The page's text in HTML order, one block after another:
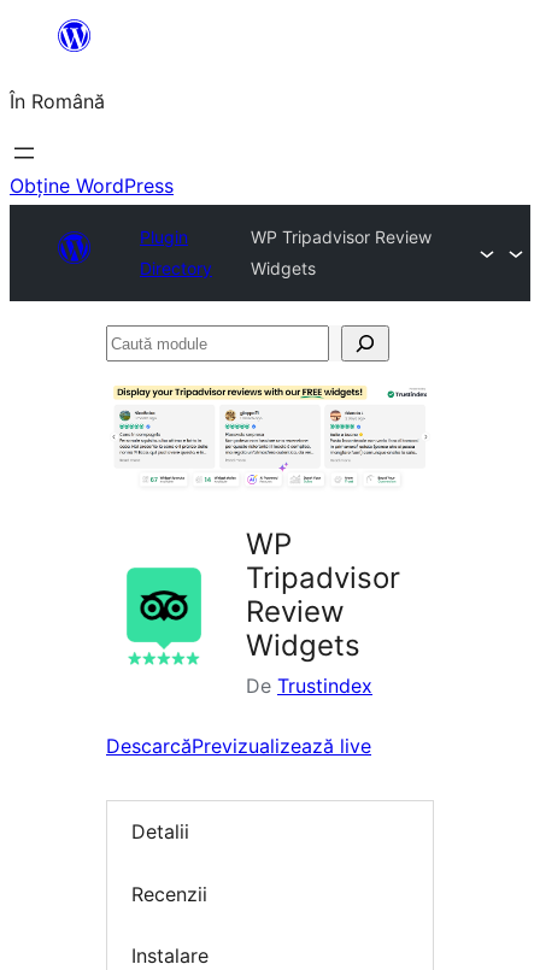
conținut
În Română
Obține WordPress
Plugin
Directory
WP Tripadvisor Review
Widgets
Caută
WP
Tripadvisor
Review
Widgets
De Trustindex
DescarcăPrevizualizează live
Detalii
Recenzii
Instalare